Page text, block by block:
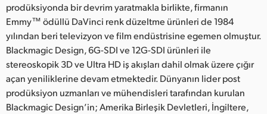
prodüksiyonda bir devrim yaratmakla birlikte, firmanın
Emmy™ ödüllü DaVinci renk düzeltme ürünleri de 1984
yılından beri televizyon ve film endüstrisine egemen olmuştur.
Blackmagic Design, 6G-SDI ve 12G-SDI ürünleri ile
stereoskopik 3D ve Ultra HD iş akışları dahil olmak üzere çığır
açan yeniliklerine devam etmektedir. Dünyanın lider post
prodüksiyon uzmanları ve mühendisleri tarafından kurulan
Blackmagic Design’in; Amerika Birleşik Devletleri, İngiltere,